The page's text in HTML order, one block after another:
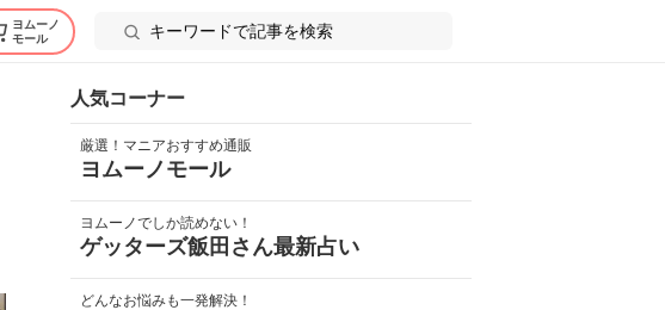
ヨムーノ
モール
人気コーナー
厳選！マニアおすすめ通販
ヨムーノモール
ヨムーノでしか読めない！
ゲッターズ飯田さん最新占い
どんなお悩みも一発解決！